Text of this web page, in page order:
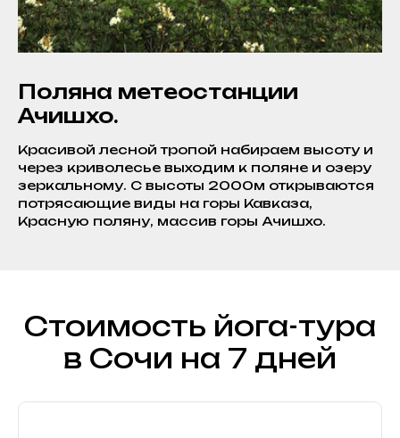
Поляна метеостанции
Ачишхо.
Красивой лесной тропой набираем высоту и
через криволесье выходим к поляне и озеру
зеркальному. С высоты 2000м открываются
потрясающие виды на горы Кавказа,
Красную поляну, массив горы Ачишхо.
Стоимость йога-тура
в Сочи на 7 дней